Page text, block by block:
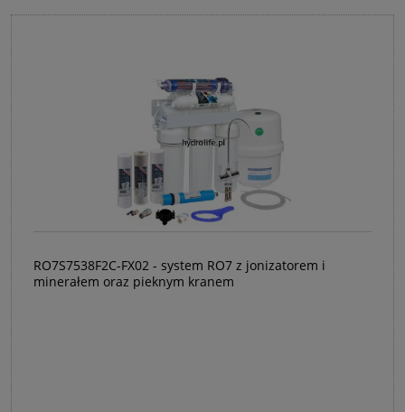
RO7S7538F2C-FX02 - system RO7 z jonizatorem i
minerałem oraz pieknym kranem